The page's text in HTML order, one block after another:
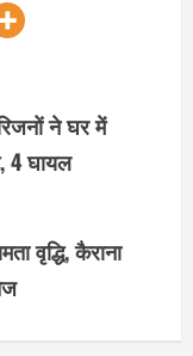
ने घर में
4 घायल
वृद्धि, कैराना